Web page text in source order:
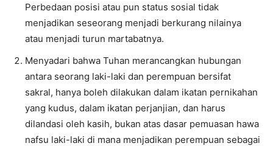
Perbedaan posisi atau pun status sosial tidak
menjadikan seseorang menjadi berkurang nilainya
atau menjadi turun martabatnya.
Menyadari bahwa Tuhan merancangkan hubungan
antara seorang laki-laki dan perempuan bersifat
sakral, hanya boleh dilakukan dalam ikatan pernikahan
yang kudus, dalam ikatan perjanjian, dan harus
dilandasi oleh kasih, bukan atas dasar pemuasan hawa
nafsu laki-laki di mana menjadikan perempuan sebagai